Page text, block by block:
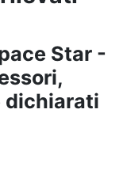
Star -
dichiarati